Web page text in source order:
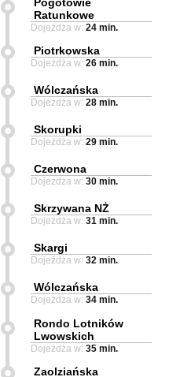
Ratunkowe
Dojeżdża w: 24 min.
Piotrkowska
Dojeżdża w: 26 min.
Wólczańska
Dojeżdża w: 28 min.
Skorupki
Dojeżdża w: 29 min.
Czerwona
Dojeżdża w: 30 min.
Skrzywana NŻ
Dojeżdża w: 31 min.
Skargi
Dojeżdża w: 32 min.
Wólczańska
Dojeżdża w: 34 min.
Rondo Lotników
Lwowskich
Dojeżdża w: 35 min.
Zaolziańska